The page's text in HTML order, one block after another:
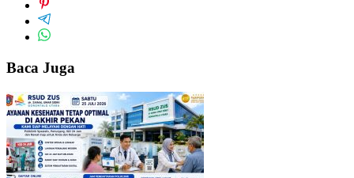
Baca Juga